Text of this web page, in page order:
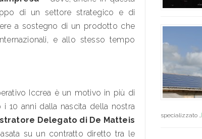
di un settore strategico e di
a sostegno di un prodotto che
e allo stesso tempo
Iccrea è un motivo in più di
10 anni dalla nascita della nostra
Delegato di De Matteis
su un contratto diretto tra le
specializzato …